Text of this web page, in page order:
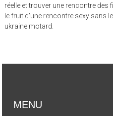
réelle et trouver une rencontre des
le fruit d'une rencontre sexy sans
ukraine motard.
MENU